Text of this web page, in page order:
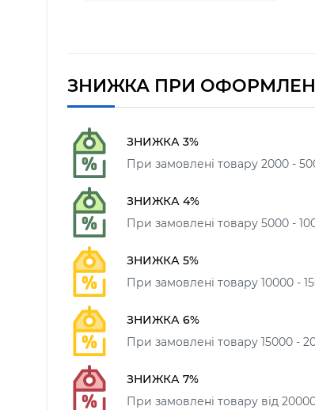
ЗНИЖКА ПРИ
ЗНИЖКА 3%
При замовлені товару 2000 -
ЗНИЖКА 4%
При замовлені товару 5000 -
ЗНИЖКА 5%
При замовлені товару 10000 -
ЗНИЖКА 6%
При замовлені товару 15000 -
ЗНИЖКА 7%
При замовлені товару від